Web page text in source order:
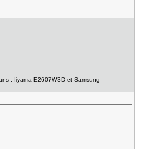
: Iiyama E2607WSD et Samsung